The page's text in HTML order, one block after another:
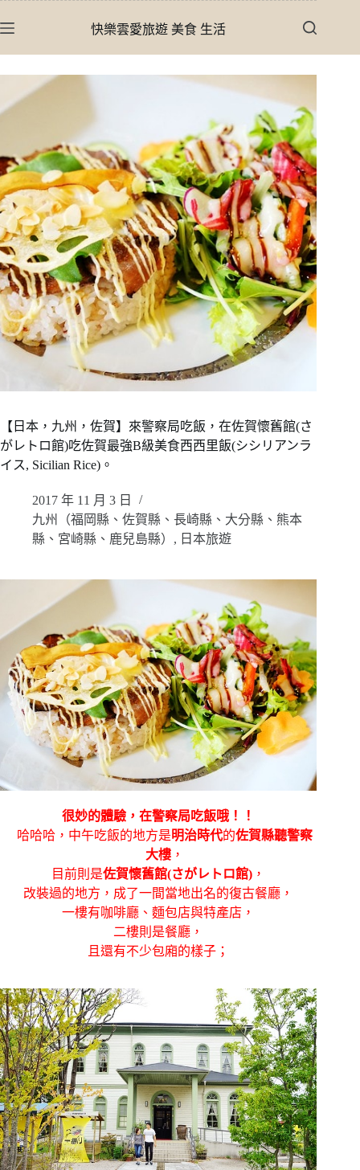
至
容
快樂雲愛旅遊 美食 生活
【日本，九州，佐賀】來警察局吃飯，在佐賀懷舊館(さ
がレトロ館)吃佐賀最強B級美食西西里飯(シシリアンラ
イス, Sicilian Rice)。
2017 年 11 月 3 日
九州（福岡縣、佐賀縣、長崎縣、大分縣、熊本
縣、宮崎縣、鹿兒島縣） , 日本旅遊
很妙的體驗，在警察局吃飯哦！！
哈哈哈，中午吃飯的地方是明治時代的佐賀縣聽警察
大樓 ，
目前則是佐賀懷舊館(さがレトロ館) ，
改裝過的地方，成了一間當地出名的復古餐廳，
一樓有咖啡廳、麵包店與特產店，
二樓則是餐廳，
且還有不少包廂的樣子；